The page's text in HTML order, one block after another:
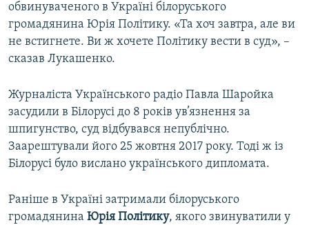
обвинуваченого в Україні білоруського
громадянина Юрія Політику. «Та хоч завтра, але ви
не встигнете. Ви ж хочете Політику вести в суд», –
сказав Лукашенко.
Журналіста Українського радіо Павла Шаройка
засудили в Білорусі до 8 років ув’язнення за
шпигунство, суд відбувався непублічно.
Заарештували його 25 жовтня 2017 року. Тоді ж із
Білорусі було вислано українського дипломата.
Раніше в Україні затримали білоруського
громадянина Юрія Політику, якого звинуватили у